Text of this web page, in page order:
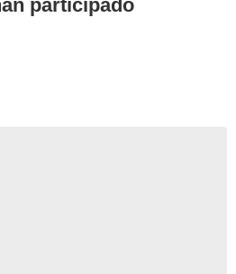
participado